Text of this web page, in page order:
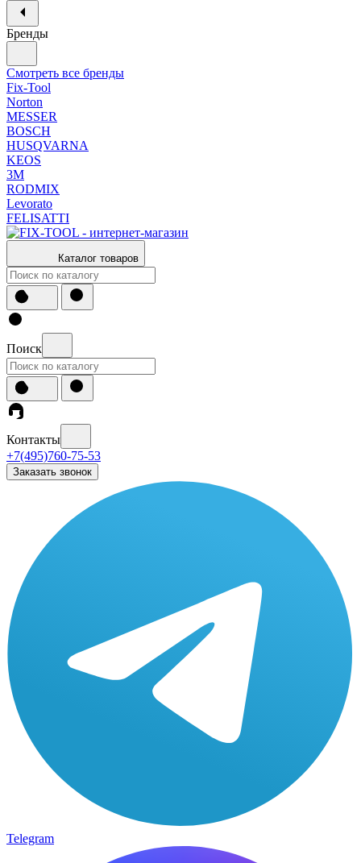
Бренды
Смотреть все бренды
Fix-Tool
Norton
MESSER
BOSCH
HUSQVARNA
KEOS
3М
RODMIX
Levorato
FELISATTI
Каталог товаров
Поиск
Контакты
+7(495)760-75-53
Заказать звонок
Telegram